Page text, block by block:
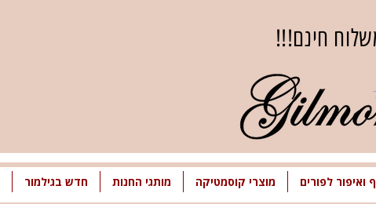
חינם!!!
ואיפור לפורים מוצרי קוסמטיקה מותגי החנות חדש בגילמור